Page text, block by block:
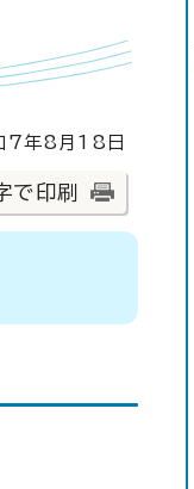
年8月18日
で印刷